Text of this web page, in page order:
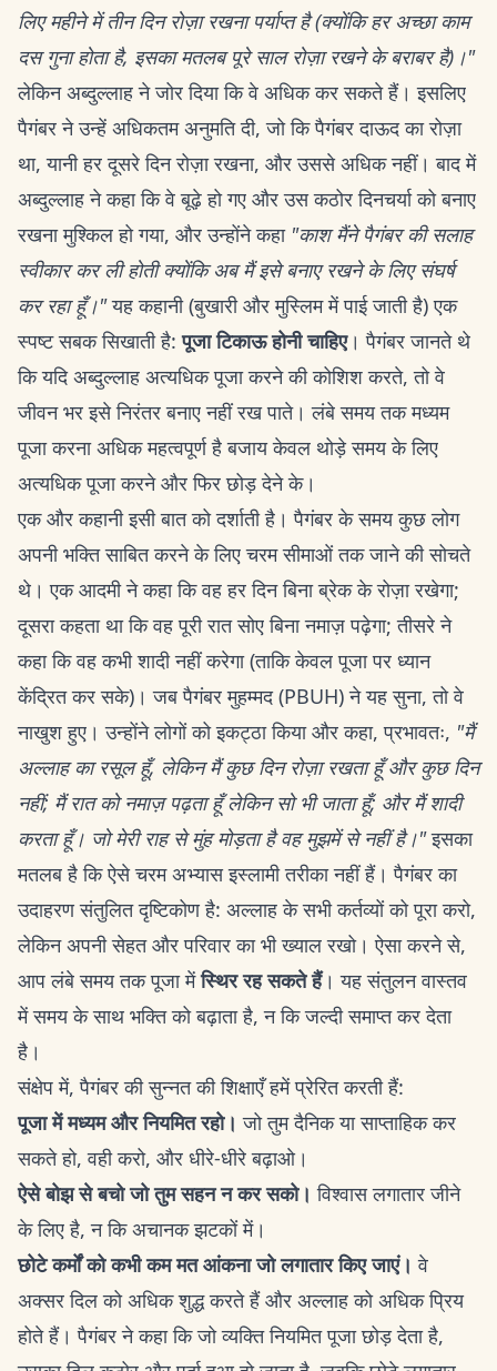
लिए महीने में तीन दिन रोज़ा रखना पर्याप्त है (क्योंकि हर अच्छा काम
दस गुना होता है, इसका मतलब पूरे साल रोज़ा रखने के बराबर है)।"
लेकिन अब्दुल्लाह ने जोर दिया कि वे अधिक कर सकते हैं। इसलिए
पैगंबर ने उन्हें अधिकतम अनुमति दी, जो कि पैगंबर दाऊद का रोज़ा
था, यानी हर दूसरे दिन रोज़ा रखना, और उससे अधिक नहीं। बाद में
अब्दुल्लाह ने कहा कि वे बूढ़े हो गए और उस कठोर दिनचर्या को बनाए
रखना मुश्किल हो गया, और उन्होंने कहा "काश मैंने पैगंबर की सलाह
स्वीकार कर ली होती क्योंकि अब मैं इसे बनाए रखने के लिए संघर्ष
कर रहा हूँ।"यह कहानी (बुखारी और मुस्लिम में पाई जाती है) एक
स्पष्ट सबक सिखाती है:पूजा टिकाऊ होनी चाहिए। पैगंबर जानते थे
कि यदि अब्दुल्लाह अत्यधिक पूजा करने की कोशिश करते, तो वे
जीवन भर इसे निरंतर बनाए नहीं रख पाते। लंबे समय तक मध्यम
पूजा करना अधिक महत्वपूर्ण है बजाय केवल थोड़े समय के लिए
अत्यधिक पूजा करने और फिर छोड़ देने के।
एक और कहानी इसी बात को दर्शाती है। पैगंबर के समय कुछ लोग
अपनी भक्ति साबित करने के लिए चरम सीमाओं तक जाने की सोचते
थे। एक आदमी ने कहा कि वह हर दिन बिना ब्रेक के रोज़ा रखेगा;
दूसरा कहता था कि वह पूरी रात सोए बिना नमाज़ पढ़ेगा; तीसरे ने
कहा कि वह कभी शादी नहीं करेगा (ताकि केवल पूजा पर ध्यान
केंद्रित कर सके)। जब पैगंबर मुहम्मद (PBUH) ने यह सुना, तो वे
नाखुश हुए। उन्होंने लोगों को इकट्ठा किया और कहा, प्रभावतः, "मैं
अल्लाह का रसूल हूँ, लेकिन मैं कुछ दिन रोज़ा रखता हूँ और कुछ दिन
नहीं; मैं रात को नमाज़ पढ़ता हूँ लेकिन सो भी जाता हूँ; और मैं शादी
करता हूँ। जो मेरी राह से मुंह मोड़ता है वह मुझमें से नहीं है।"इसका
मतलब है कि ऐसे चरम अभ्यास इस्लामी तरीका नहीं हैं। पैगंबर का
उदाहरण संतुलित दृष्टिकोण है: अल्लाह के सभी कर्तव्यों को पूरा करो,
लेकिन अपनी सेहत और परिवार का भी ख्याल रखो। ऐसा करने से,
आप लंबे समय तक पूजा मेंस्थिर रह सकते हैं। यह संतुलन वास्तव
में समय के साथ भक्ति को बढ़ाता है, न कि जल्दी समाप्त कर देता
है।
संक्षेप में, पैगंबर की सुन्नत की शिक्षाएँ हमें प्रेरित करती हैं:
पूजा में मध्यम और नियमित रहो। जो तुम दैनिक या साप्ताहिक कर
सकते हो, वही करो, और धीरे-धीरे बढ़ाओ।
ऐसे बोझ से बचो जो तुम सहन न कर सको। विश्वास लगातार जीने
के लिए है, न कि अचानक झटकों में।
छोटे कर्मों को कभी कम मत आंकना जो लगातार किए जाएं। वे
अक्सर दिल को अधिक शुद्ध करते हैं और अल्लाह को अधिक प्रिय
होते हैं। पैगंबर ने कहा कि जो व्यक्ति नियमित पूजा छोड़ देता है,